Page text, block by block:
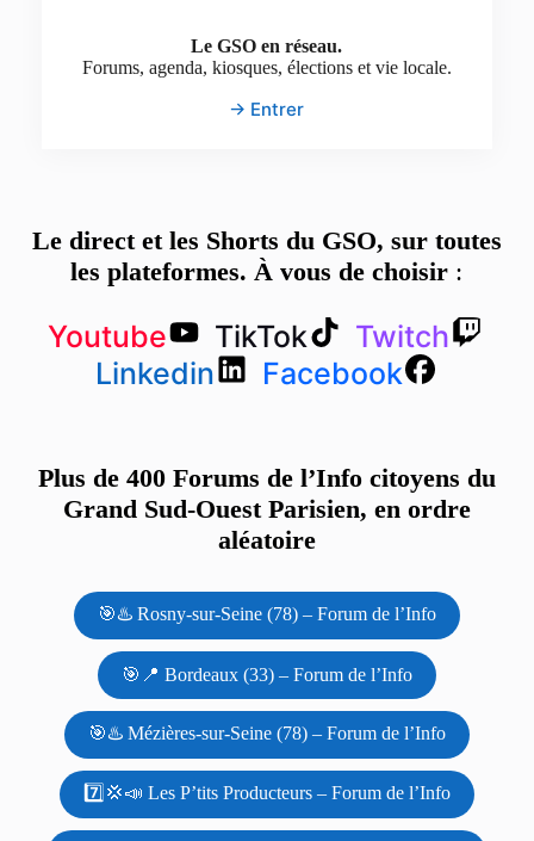
Le GSO en réseau.
Forums, agenda, kiosques, élections et vie locale.
→ Entrer
Le direct et les Shorts du GSO, sur toutes
les plateformes. À vous de choisir :
Youtube TikTok
Twitch
Linkedin
Facebook
Plus de 400 Forums de l’Info citoyens du
Grand Sud-Ouest Parisien, en ordre
aléatoire
🎯♨️ Rosny-sur-Seine (78) – Forum de l’Info
🎯📍 Bordeaux (33) – Forum de l’Info
🎯♨️ Mézières-sur-Seine (78) – Forum de l’Info
7️⃣💢📣 Les P’tits Producteurs – Forum de l’Info